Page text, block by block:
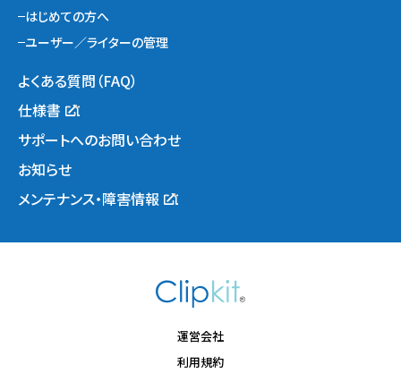
はじめての方へ
ユーザー／ライターの管理
よくある質問（FAQ）
仕様書
サポートへのお問い合わせ
お知らせ
メンテナンス・障害情報
運営会社
利用規約